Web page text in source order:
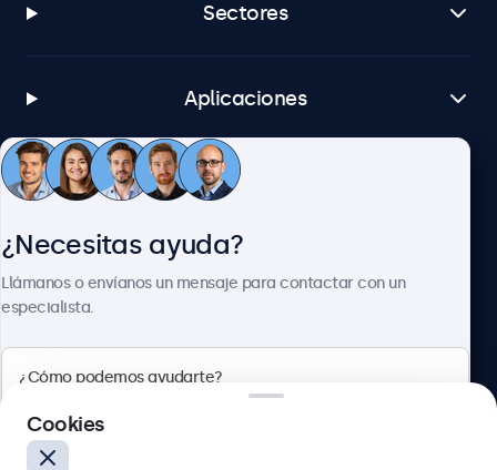
Sectores
Aplicaciones
Atención al cliente
¿Necesitas ayuda?
Llámanos o envíanos un mensaje para contactar con un
especialista.
Cookies